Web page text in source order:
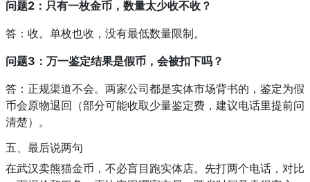
问题2：只有一枚金币，数量太少收不收？
答：收。单枚也收，没有最低数量限制。
问题3：万一鉴定结果是假币，会被扣下吗？
答：正规渠道不会。两家公司都是实体市场背书的，鉴定为假
币会原物退回（部分可能收取少量鉴定费，建议电话里提前问
清楚）。
五、最后说两句
在武汉卖熊猫金币，不必盲目跑实体店。先打两个电话，对比